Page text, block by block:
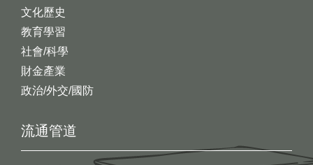
文化歷史
教育學習
社會/科學
財金產業
政治/外交/國防
流通管道